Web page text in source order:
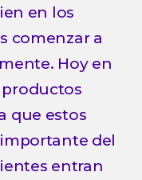
en los
comenzar a
Hoy en
que estos
del
entran